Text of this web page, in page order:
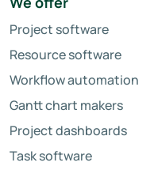
Project software
Resource software
Workflow automation
Gantt chart makers
Project dashboards
Task software